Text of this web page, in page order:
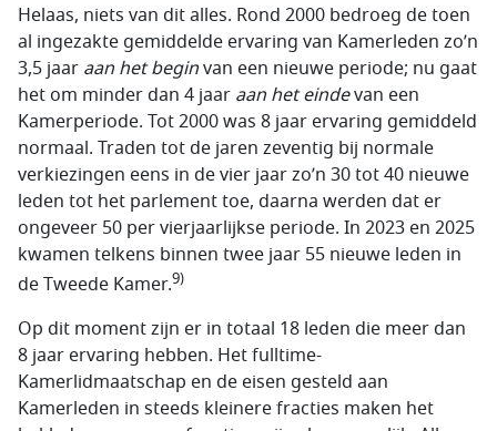
Helaas, niets van dit alles. Rond 2000 bedroeg de toen
al ingezakte gemiddelde ervaring van Kamerleden zo’n
3,5 jaar aan het beginvan een nieuwe periode; nu gaat
het om minder dan 4 jaar aan het eindevan een
Kamerperiode. Tot 2000 was 8 jaar ervaring gemiddeld
normaal. Traden tot de jaren zeventig bij normale
verkiezingen eens in de vier jaar zo’n 30 tot 40 nieuwe
leden tot het parlement toe, daarna werden dat er
ongeveer 50 per vierjaarlijkse periode. In 2023 en 2025
kwamen telkens binnen twee jaar 55 nieuwe leden in
de Tweede Kamer.9)
Op dit moment zijn er in totaal 18 leden die meer dan
8 jaar ervaring hebben. Het fulltime-
Kamerlidmaatschap en de eisen gesteld aan
Kamerleden in steeds kleinere fracties maken het